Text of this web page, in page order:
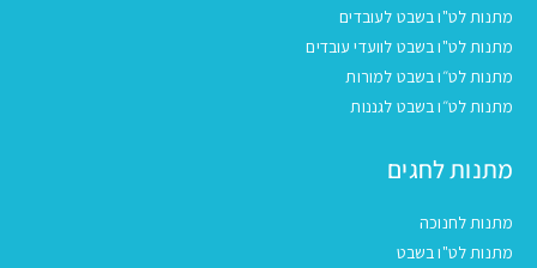
מתנות לט"ו בשבט לעובדים
מתנות לט"ו בשבט לוועדי עובדים
מתנות לט״ו בשבט למורות
מתנות לט״ו בשבט לגננות
מתנות לחגים
מתנות לחנוכה
מתנות לט"ו בשבט